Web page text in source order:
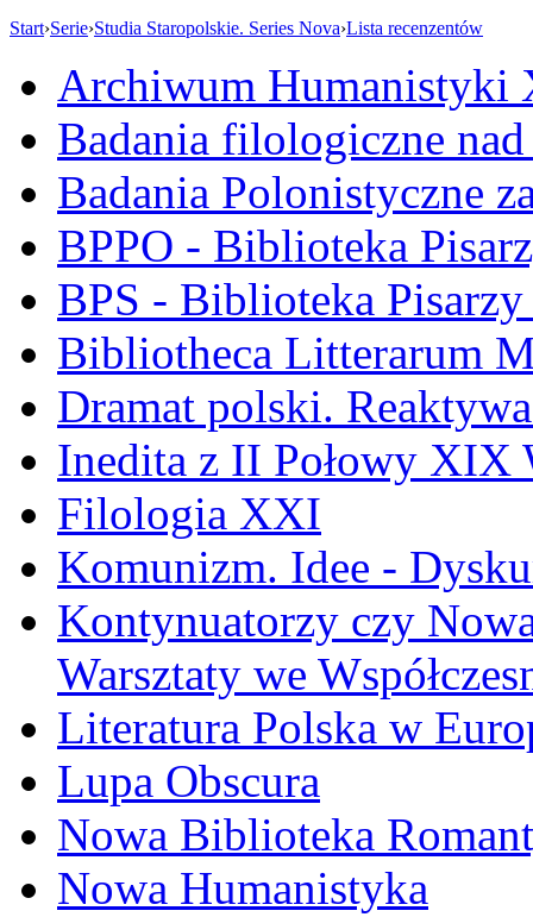
Start›Serie›Studia Staropolskie. Series Nova›Lista recenzentów
Archiwum Humanistyki
Badania filologiczne
Badania Polonistyczne
BPPO - Biblioteka
BPS - Biblioteka
Bibliotheca Litterarum
Dramat polski.
Inedita z II Połowy XIX
Filologia XXI
Komunizm. Idee -
Kontynuatorzy czy
Warsztaty we
Literatura Polska w
Lupa Obscura
Nowa Biblioteka
Nowa Humanistyka